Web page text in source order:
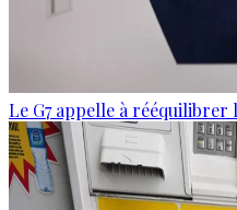
Le G7 appelle à rééquilibrer